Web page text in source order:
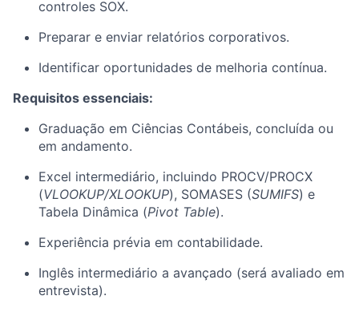
controles SOX.
Preparar e enviar relatórios corporativos.
Identificar oportunidades de melhoria contínua.
Requisitos essenciais:
Graduação em Ciências Contábeis, concluída ou
em andamento.
Excel intermediário, incluindo PROCV/PROCX
(VLOOKUP/XLOOKUP), SOMASES (SUMIFS) e
Tabela Dinâmica (Pivot Table).
Experiência prévia em contabilidade.
Inglês intermediário a avançado (será avaliado em
entrevista).